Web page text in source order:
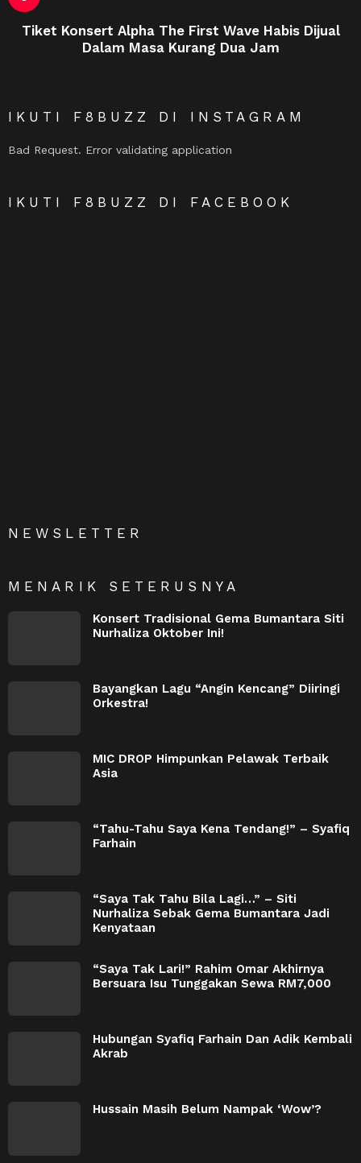
Tiket Konsert Alpha The First Wave Habis Dijual
Dalam Masa Kurang Dua Jam
IKUTI F8BUZZ DI INSTAGRAM
Bad Request. Error validating application
IKUTI F8BUZZ DI FACEBOOK
NEWSLETTER
MENARIK SETERUSNYA
Konsert Tradisional Gema Bumantara Siti
Nurhaliza Oktober Ini!
Bayangkan Lagu “Angin Kencang” Diiringi
Orkestra!
MIC DROP Himpunkan Pelawak Terbaik
Asia
“Tahu-Tahu Saya Kena Tendang!” – Syafiq
Farhain
“Saya Tak Tahu Bila Lagi…” – Siti
Nurhaliza Sebak Gema Bumantara Jadi
Kenyataan
“Saya Tak Lari!” Rahim Omar Akhirnya
Bersuara Isu Tunggakan Sewa RM7,000
Hubungan Syafiq Farhain Dan Adik Kembali
Akrab
Hussain Masih Belum Nampak ‘Wow’?